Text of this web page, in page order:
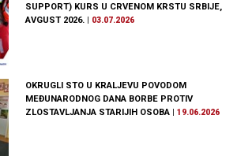
SUPPORT) KURS U CRVENOM KRSTU SRBIJE,
AVGUST 2026.
03.07.2026
OKRUGLI STO U KRALJEVU POVODOM
MEĐUNARODNOG DANA BORBE PROTIV
ZLOSTAVLJANJA STARIJIH OSOBA |19.06.2026